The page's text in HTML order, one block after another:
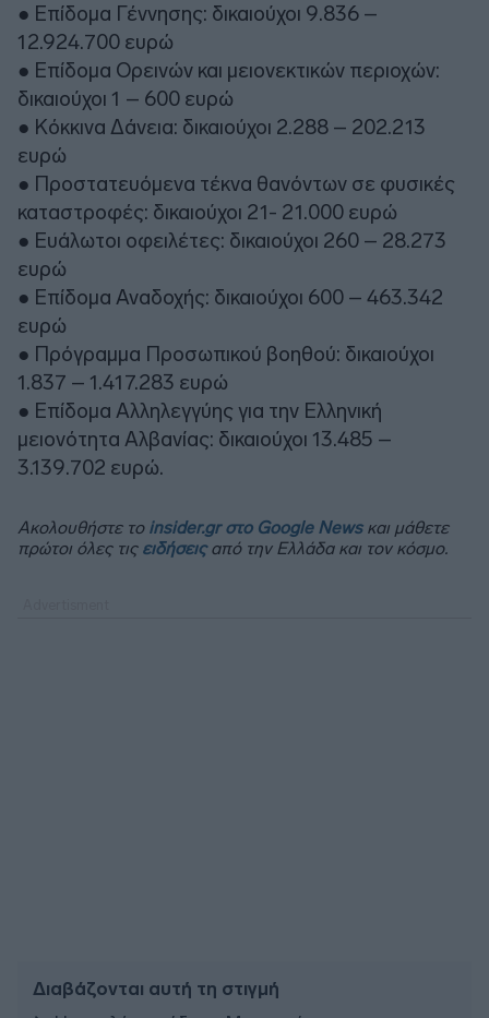
● Επίδομα Γέννησης: δικαιούχοι 9.836 –
12.924.700 ευρώ
● Επίδομα Ορεινών και μειονεκτικών περιοχών:
δικαιούχοι 1 – 600 ευρώ
● Κόκκινα Δάνεια: δικαιούχοι 2.288 – 202.213
ευρώ
● Προστατευόμενα τέκνα θανόντων σε φυσικές
καταστροφές: δικαιούχοι 21- 21.000 ευρώ
● Ευάλωτοι οφειλέτες: δικαιούχοι 260 – 28.273
ευρώ
● Επίδομα Αναδοχής: δικαιούχοι 600 – 463.342
ευρώ
● Πρόγραμμα Προσωπικού βοηθού: δικαιούχοι
1.837 – 1.417.283 ευρώ
● Επίδομα Αλληλεγγύης για την Ελληνική
μειονότητα Αλβανίας: δικαιούχοι 13.485 –
3.139.702 ευρώ.
Ακολουθήστε το insider.gr στο Google Newsκαι μάθετε
πρώτοι όλες τις ειδήσειςαπό την Ελλάδα και τον κόσμο.
Διαβάζονται αυτή τη στιγμή